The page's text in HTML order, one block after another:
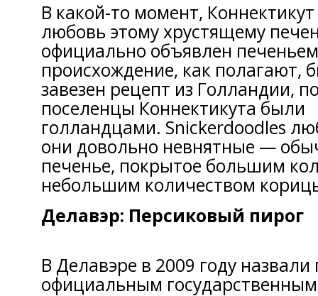
В какой-то момент,
любовь этому хрустящему
официально объявлен
происхождение, как полагают,
завезен рецепт из Голландии,
поселенцы Коннектикута были
голландцами. Snickerdoodles
они довольно невнятные —
печенье, покрытое большим
небольшим количеством
Делавэр: Персиковый пирог
В Делавэре в 2009 году
официальным